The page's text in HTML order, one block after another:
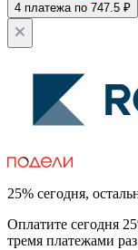
4 платежа по 747.5 ₽
25% сегодня,
Оплатите сегодня
тремя платежами